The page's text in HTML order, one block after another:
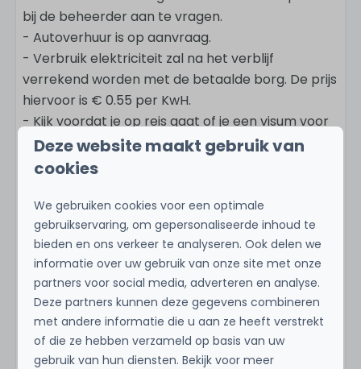
bij de beheerder aan te vragen.
- Autoverhuur is op aanvraag.
- Verbruik elektriciteit zal na het verblijf
verrekend worden met de betaalde borg. De prijs
hiervoor is € 0.55 per KwH.
- Kijk voordat je op reis gaat of je een visum voor
Curaçao nodig hebt.
- Als internationale bezoeker dien je de Digital
vertrek online in te vullen. De Digital Immigration
Card is verplicht voor alle buitenlandse
bezoekers om door de immigratie op Curaçao
toegelaten te worden. Vraag de kaart aan via de
website OFFICIAL Curacao Entry Portal.
Deze website maakt gebruik van
cookies
We gebruiken cookies voor een optimale
gebruikservaring, om gepersonaliseerde inhoud te
bieden en ons verkeer te analyseren. Ook delen we
informatie over uw gebruik van onze site met onze
partners voor social media, adverteren en analyse.
Deze partners kunnen deze gegevens combineren
met andere informatie die u aan ze heeft verstrekt
of die ze hebben verzameld op basis van uw
gebruik van hun diensten. Bekijk voor meer